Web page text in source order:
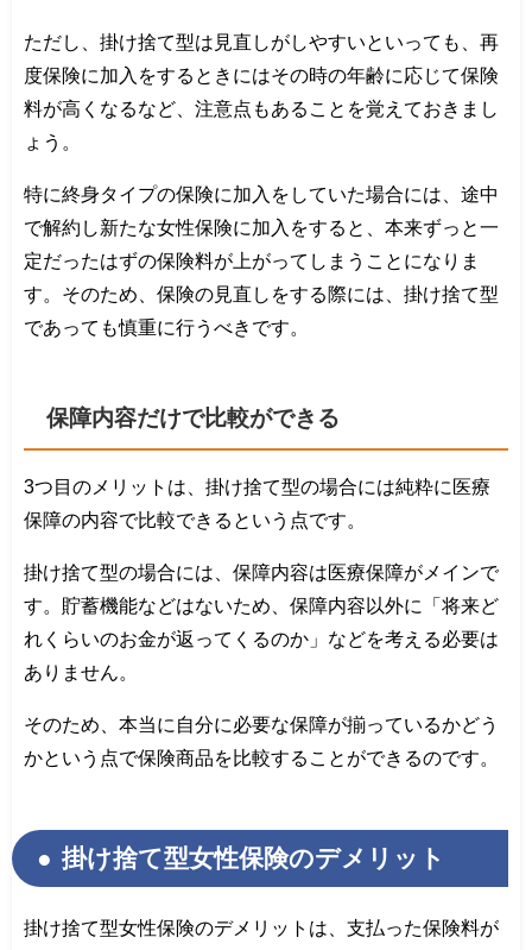
ただし、掛け捨て型は見直しがしやすいといっても、再
度保険に加入をするときにはその時の年齢に応じて保険
料が高くなるなど、注意点もあることを覚えておきまし
ょう。
特に終身タイプの保険に加入をしていた場合には、途中
で解約し新たな女性保険に加入をすると、本来ずっと一
定だったはずの保険料が上がってしまうことになりま
す。そのため、保険の見直しをする際には、掛け捨て型
であっても慎重に行うべきです。
保障内容だけで比較ができる
3つ目のメリットは、掛け捨て型の場合には純粋に医療
保障の内容で比較できるという点です。
掛け捨て型の場合には、保障内容は医療保障がメインで
す。貯蓄機能などはないため、保障内容以外に「将来ど
れくらいのお金が返ってくるのか」などを考える必要は
ありません。
そのため、本当に自分に必要な保障が揃っているかどう
かという点で保険商品を比較することができるのです。
掛け捨て型女性保険のデメリット
掛け捨て型女性保険のデメリットは、支払った保険料が